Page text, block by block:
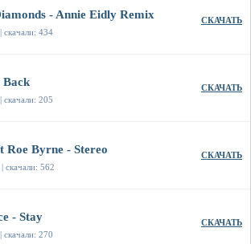
- Annie Eidly Remix
скачали: 434
СКАЧАТЬ
Back
скачали: 205
СКАЧАТЬ
Roe Byrne - Stereo
скачали: 562
СКАЧАТЬ
- Stay
скачали: 270
СКАЧАТЬ